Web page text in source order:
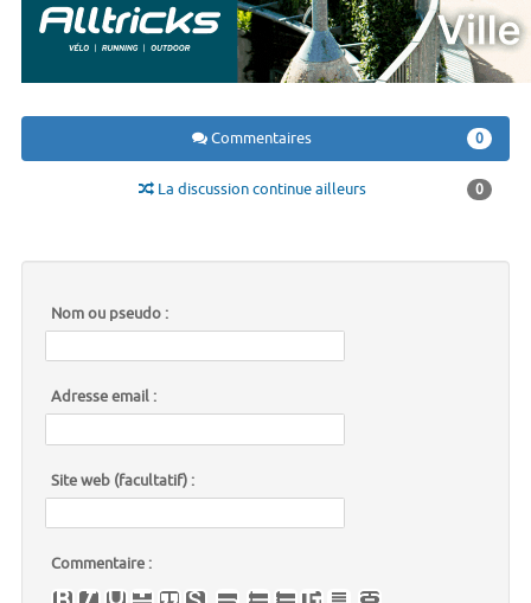
Commentaires 0
La discussion continue ailleurs 0
Nom ou pseudo :
Adresse email :
Site web (facultatif) :
Commentaire :